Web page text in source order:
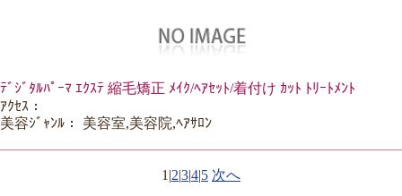
ﾃﾞｼﾞﾀﾙﾊﾟｰﾏ ｴｸｽﾃ 縮毛矯正 ﾒｲｸ/ﾍｱｾｯﾄ/着付け ｶｯﾄ ﾄﾘｰﾄﾒﾝﾄ
ｱｸｾｽ：
美容ｼﾞｬﾝﾙ： 美容室,美容院,ﾍｱｻﾛﾝ
1 |2|3|4|5 次へ